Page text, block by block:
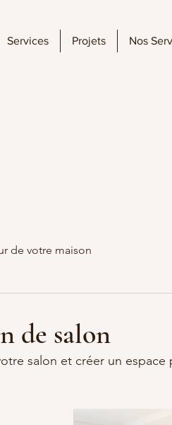
Services Projets Nos
de votre maison
de salon
salon et créer un espace